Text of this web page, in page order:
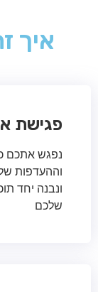
איך
פגישת
נפגש אתכם
וההעדפות
ונבנה יחד
שלכם